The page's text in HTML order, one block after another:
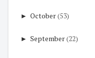
► October(53)
► September(22)